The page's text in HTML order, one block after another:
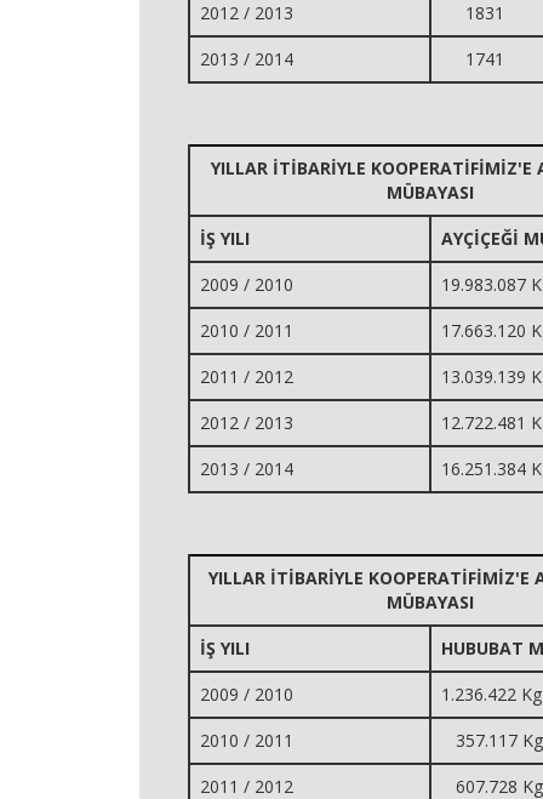
2012 / 2013
1831
2013 / 2014
1741
YILLAR İTİBARİYLE KOOPERATİFİMİZ'E
MÜBAYASI
İŞ YILI
AYÇİÇEĞİ
2009 / 2010
19.983.087
2010 / 2011
17.663.120
2011 / 2012
13.039.139
2012 / 2013
12.722.481
2013 / 2014
16.251.384
YILLAR İTİBARİYLE KOOPERATİFİMİZ'E
MÜBAYASI
İŞ YILI
HUBUBAT
2009 / 2010
1.236.422 Kg
2010 / 2011
357.117 Kg
2011 / 2012
607.728 Kg